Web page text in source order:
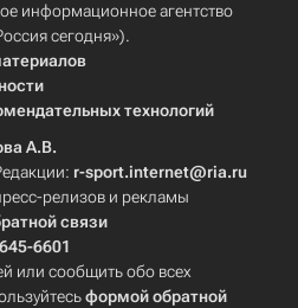
информационное агентство
сегодня»).
технологий
А.В.
r-sport.internet@ria.ru
релизов и рекламы
связи
6601
или сообщить обо всех
формой обратной